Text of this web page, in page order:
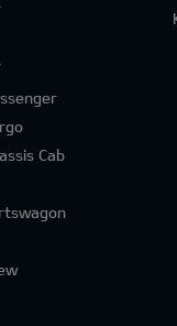
Cab